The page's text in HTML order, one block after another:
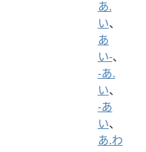
あ.
い、
あ
い-、
-あ.
い、
-あ
い、
あ.わ